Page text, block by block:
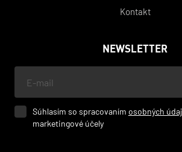
Kontakt
NEWSLETTER
mail
Súhlasím so spracovaním osobných
marketingové účely